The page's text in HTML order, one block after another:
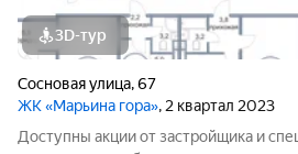
3D-тур
Сосновая улица,67
ЖК «Марьина гора», 2 квартал 2023
Доступны акции от застройщика и